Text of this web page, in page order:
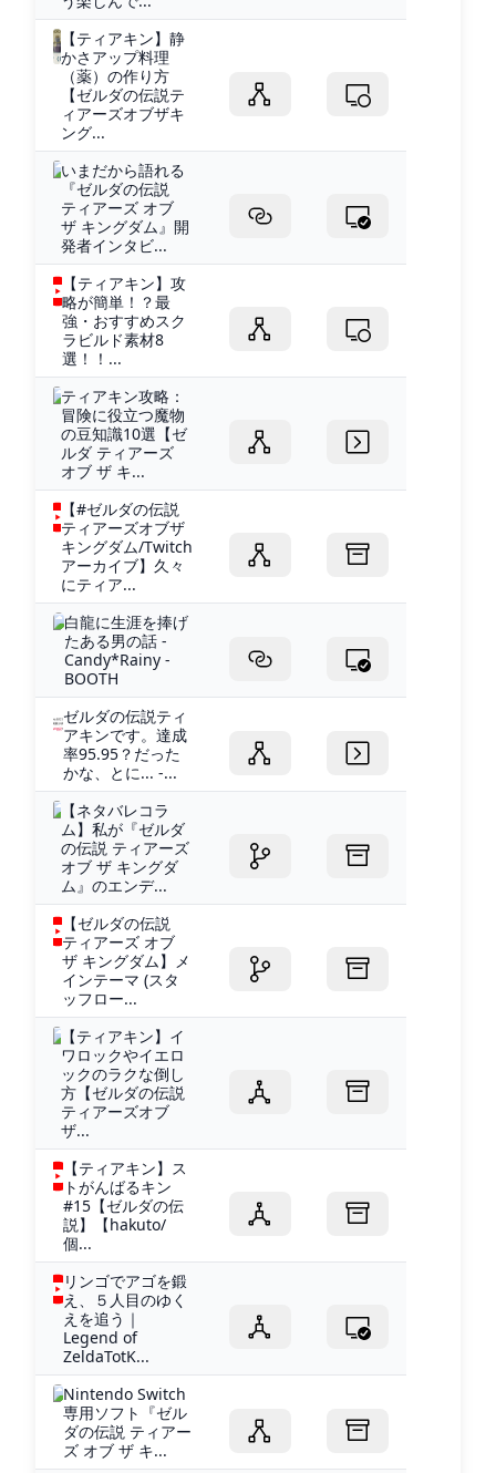
【ティアキン】静
かさアップ料理
（薬）の作り方
【ゼルダの伝説テ
ィアーズオブザキ
ング...
いまだから語れる
『ゼルダの伝説
ティアーズ オブ
ザ キングダム』開
発者インタビ...
【ティアキン】攻
略が簡単！？最
強・おすすめスク
ラビルド素材8
選！！...
ティアキン攻略：
冒険に役立つ魔物
の豆知識10選【ゼ
ルダ ティアーズ
オブ ザ キ...
【#ゼルダの伝説
ティアーズオブザ
キングダム/Twitch
アーカイブ】久々
にティア...
白龍に生涯を捧げ
たある男の話 -
Candy*Rainy -
BOOTH
ゼルダの伝説ティ
アキンです。達成
率95.95？だった
かな、とに... -...
【ネタバレコラ
ム】私が『ゼルダ
の伝説 ティアーズ
オブ ザ キングダ
ム』のエンデ...
【ゼルダの伝説
ティアーズ オブ
ザ キングダム】メ
インテーマ (スタ
ッフロー...
【ティアキン】イ
ワロックやイエロ
ックのラクな倒し
方【ゼルダの伝説
ティアーズオブ
ザ...
【ティアキン】ス
トがんばるキン
#15【ゼルダの伝
説】【hakuto/
個...
リンゴでアゴを鍛
え、５人目のゆく
えを追う｜
Legend of
ZeldaTotK...
Nintendo Switch
専用ソフト『ゼル
ダの伝説 ティアー
ズ オブ ザ キ...